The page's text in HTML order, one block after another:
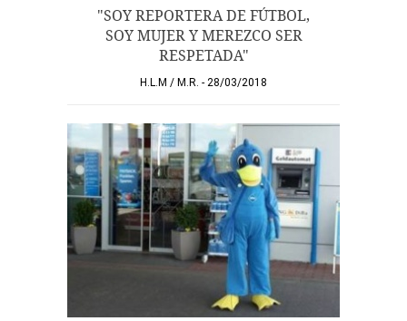
"SOY REPORTERA DE FÚTBOL,
SOY MUJER Y MEREZCO SER
RESPETADA"
H.L.M / M.R. 28/03/2018